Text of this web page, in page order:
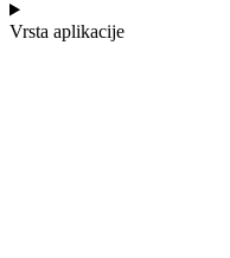
Vrsta aplikacije